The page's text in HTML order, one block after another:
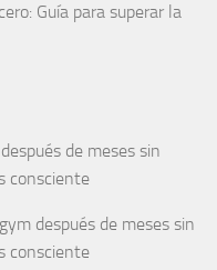
Guía para superar la
de meses sin
consciente
después de meses sin
consciente